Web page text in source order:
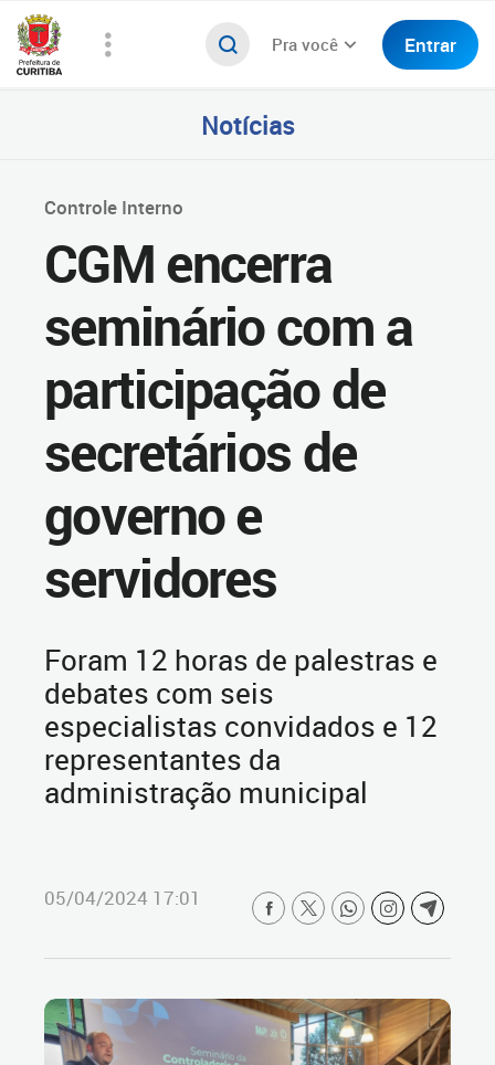
Pra você Entrar
Notícias
Controle Interno
CGM encerra
seminário com a
participação de
secretários de
governo e
servidores
Foram 12 horas de palestras e
debates com seis
especialistas convidados e 12
representantes da
administração municipal
05/04/2024 17:01